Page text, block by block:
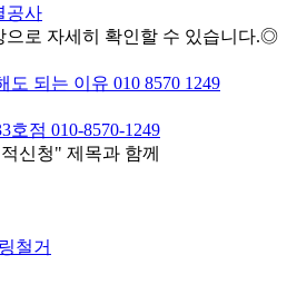
공사
로 자세히 확인할 수 있습니다.◎
되는 이유 010 8570 1249
점 010-8570-1249
신청" 제목과 함께
철거